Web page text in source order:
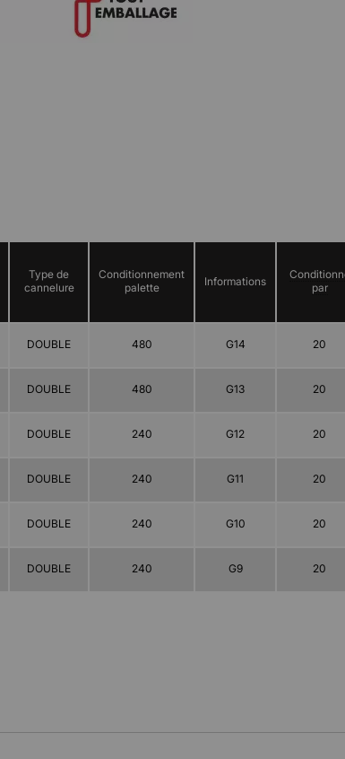
Type de
cannelure
Conditionnement
palette
Informations
par
DOUBLE 480 G14 20
DOUBLE 480 G13 20
DOUBLE 240 G12 20
DOUBLE 240 G11 20
DOUBLE 240 G10 20
DOUBLE 240 G9 20